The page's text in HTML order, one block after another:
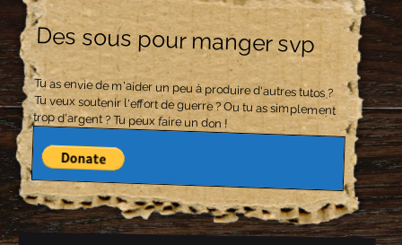
Des sous pour manger svp
Tu as envie de m'aider un peu à produire d'autres tutos ?
Tu veux soutenir l'effort de guerre ? Ou tu as simplement
trop d'argent ? Tu peux faire un don !